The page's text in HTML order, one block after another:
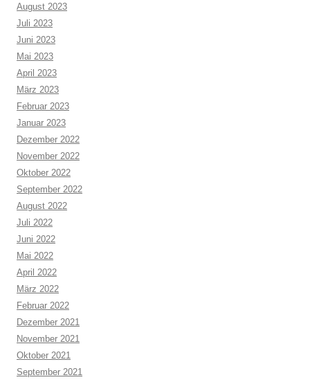
August 2023
Juli 2023
Juni 2023
Mai 2023
April 2023
März 2023
Februar 2023
Januar 2023
Dezember 2022
November 2022
Oktober 2022
September 2022
August 2022
Juli 2022
Juni 2022
Mai 2022
April 2022
März 2022
Februar 2022
Dezember 2021
November 2021
Oktober 2021
September 2021